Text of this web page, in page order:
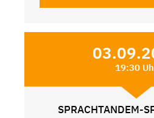
19:30
SPRACHTANDEM-